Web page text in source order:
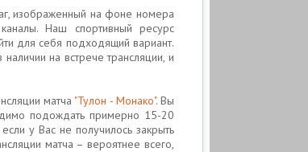
изображенный на фоне номера
Наш спортивный ресурс
для себя подходящий вариант.
на встрече трансляции, и
матча "Тулон - Монако". Вы
подождать примерно 15-20
у Вас не получилось закрыть
матча – вероятнее всего,